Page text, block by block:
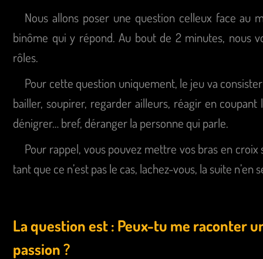
Nous allons poser une question celleux face au
binôme qui y répond. Au bout de 2 minutes, nous
rôles.
Pour cette question uniquement, le jeu va
bailler, soupirer, regarder ailleurs, réagir en
dénigrer… bref, déranger la personne qui parle.
Pour rappel, vous pouvez mettre vos bras en croix
tant que ce n’est pas le cas, lachez-vous, la suite n’en
La question est : Peux-tu me raconter
passion ?